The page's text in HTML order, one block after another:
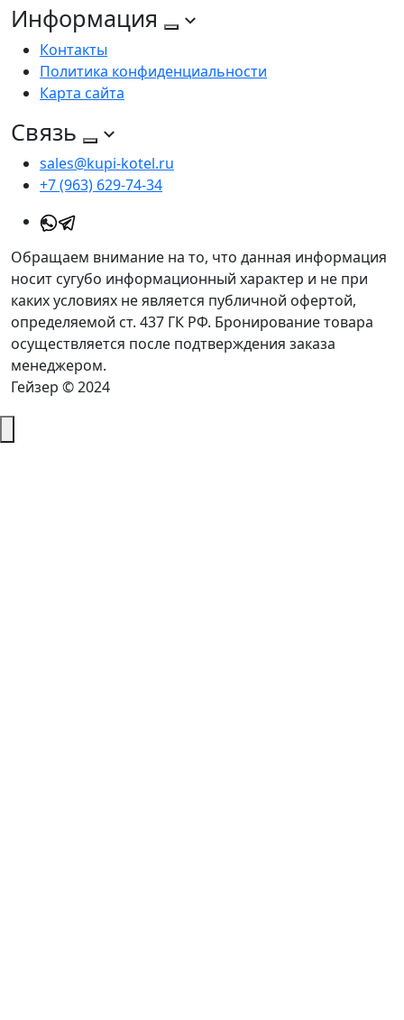
Информация
Контакты
Политика конфиденциальности
Карта сайта
Связь
sales@kupi-kotel.ru
+7 (963) 629-74-34
Обращаем внимание на то, что данная информация
носит сугубо информационный характер и не при
каких условиях не является публичной офертой,
определяемой ст. 437 ГК РФ. Бронирование товара
осуществляется после подтверждения заказа
менеджером.
Гейзер © 2024